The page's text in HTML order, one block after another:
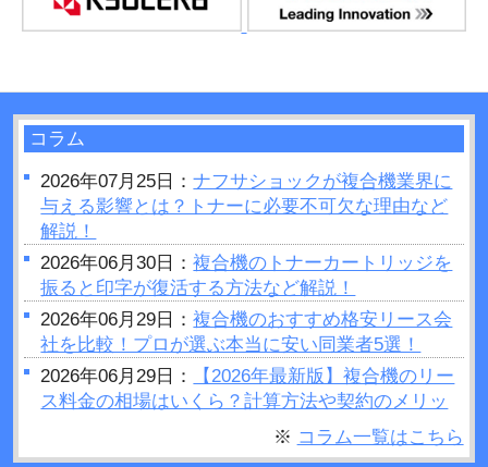
コラム
2026年07月25日：ナフサショックが複合機業界に
与える影響とは？トナーに必要不可欠な理由など
解説！
2026年06月30日：複合機のトナーカートリッジを
振ると印字が復活する方法など解説！
2026年06月29日：複合機のおすすめ格安リース会
社を比較！プロが選ぶ本当に安い同業者5選！
2026年06月29日：
【2026年最新版】複合機のリー
ス料金の相場はいくら？計算方法や契約のメリッ
2026年06月28日：プリンターの設定が勝手に変わ
※ コラム一覧はこちら